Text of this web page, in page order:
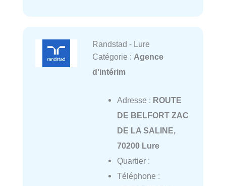
Randstad - Lure
Catégorie : Agence
d'intérim
Adresse : ROUTE
DE BELFORT ZAC
DE LA SALINE,
70200 Lure
Quartier :
Téléphone :